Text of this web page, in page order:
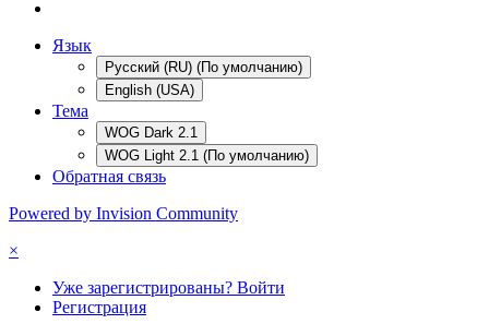
Язык
Русский (RU) (По умолчанию)
English (USA)
Тема
WOG Dark 2.1
WOG Light 2.1 (По умолчанию)
Обратная связь
Powered by Invision Community
×
Уже зарегистрированы? Войти
Регистрация